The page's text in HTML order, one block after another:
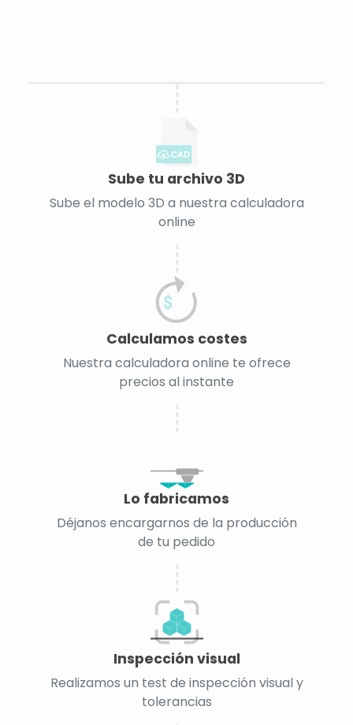
CAD
Sube tu archivo 3D
Sube el modelo 3D a nuestra calculadora
online
Calculamos costes
Nuestra calculadora online te ofrece
precios al instante
Lo fabricamos
Déjanos encargarnos de la producción
de tu pedido
Inspección visual
Realizamos un test de inspección visual y
tolerancias